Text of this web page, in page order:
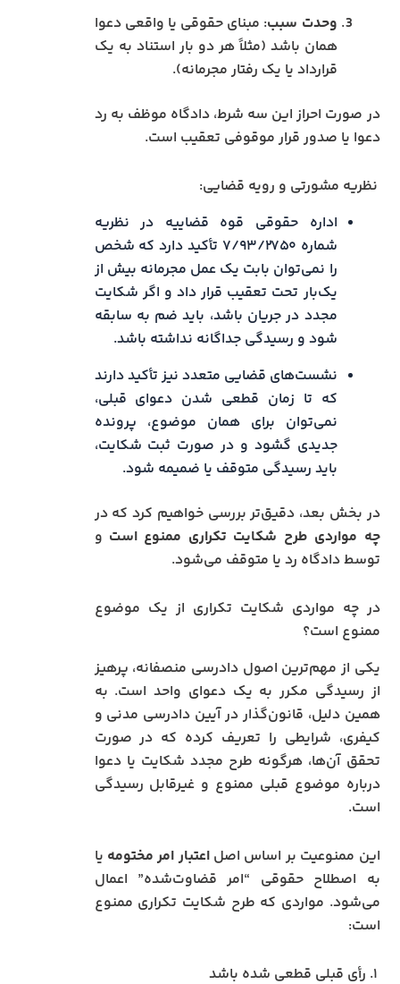
وحدت سبب: مبنای حقوقی یا واقعی دعوا
همان باشد (مثلاً هر دو بار استناد به یک
قرارداد یا یک رفتار مجرمانه).
در صورت احراز این سه شرط، دادگاه موظف به رد
دعوا یا صدور قرار موقوفی تعقیب است.
نظریه مشورتی و رویه قضایی:
اداره حقوقی قوه قضاییه در نظریه
شماره ۷/۹۳/۲۷۵۰ تأکید دارد که شخص
را نمی‌توان بابت یک عمل مجرمانه بیش از
یک‌بار تحت تعقیب قرار داد و اگر شکایت
مجدد در جریان باشد، باید ضم به سابقه
شود و رسیدگی جداگانه نداشته باشد.
نشست‌های قضایی متعدد نیز تأکید دارند
که تا زمان قطعی شدن دعوای قبلی،
نمی‌توان برای همان موضوع، پرونده
جدیدی گشود و در صورت ثبت شکایت،
باید رسیدگی متوقف یا ضمیمه شود.
در بخش بعد، دقیق‌تر بررسی خواهیم کرد که در
چه مواردی طرح شکایت تکراری ممنوع است و
توسط دادگاه رد یا متوقف می‌شود.
در چه مواردی شکایت تکراری از یک موضوع
ممنوع است؟
یکی از مهم‌ترین اصول دادرسی منصفانه، پرهیز
از رسیدگی مکرر به یک دعوای واحد است. به
همین دلیل، قانون‌گذار در آیین دادرسی مدنی و
کیفری، شرایطی را تعریف کرده که در صورت
تحقق آن‌ها، هرگونه طرح مجدد شکایت یا دعوا
درباره موضوع قبلی ممنوع و غیرقابل رسیدگی
است.
این ممنوعیت بر اساس اصلاعتبار امر مختومه یا
به اصطلاح حقوقی “امر قضاوت‌شده” اعمال
می‌شود. مواردی که طرح شکایت تکراری ممنوع
است: